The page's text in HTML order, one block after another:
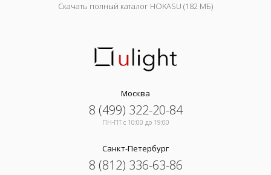
Скачать полный каталог HOKASU (182 МБ)
Москва
8 (499) 322-20-84
ПН-ПТ c 10:00 до 19:00
Санкт-Петербург
8 (812) 336-63-86